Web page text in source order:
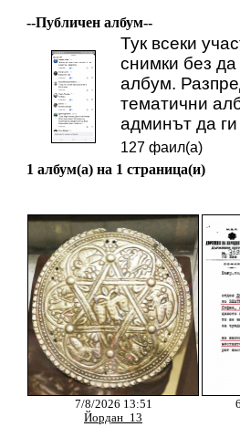
--Публичен албум--
Тук всеки
снимки без
албум.
тематични
админът да
127 фаил(а)
1 албум(а) на 1 страница(и)
7/8/2026 13:51
Йордан_13